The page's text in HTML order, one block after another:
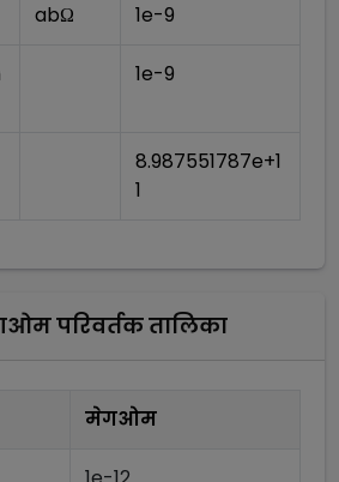
abΩ 1e-9
1e-9
8.987551787e+1
1
परिवर्तक तालिका
मेगओम